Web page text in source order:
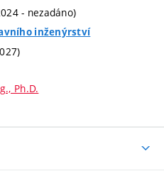
- nezadáno)
inženýrství
Ph.D.